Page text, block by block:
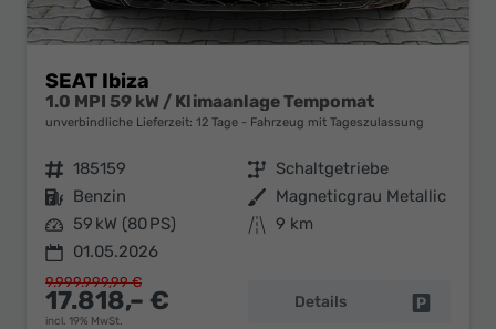
SEAT Ibiza
1.0 MPI 59 kW / Klimaanlage Tempomat
unverbindliche Lieferzeit: 12 Tage Fahrzeug mit Tageszulassung
Fahrzeugnr. 185159 Getriebe Schaltgetriebe
Kraftstoff Benzin Außenfarbe Magneticgrau Metallic
Leistung 59 kW (80 PS) Kilometerstand 9 km
01.05.2026
17.818,– €
incl. 19% MwSt.
9.999.999,99 €
Details